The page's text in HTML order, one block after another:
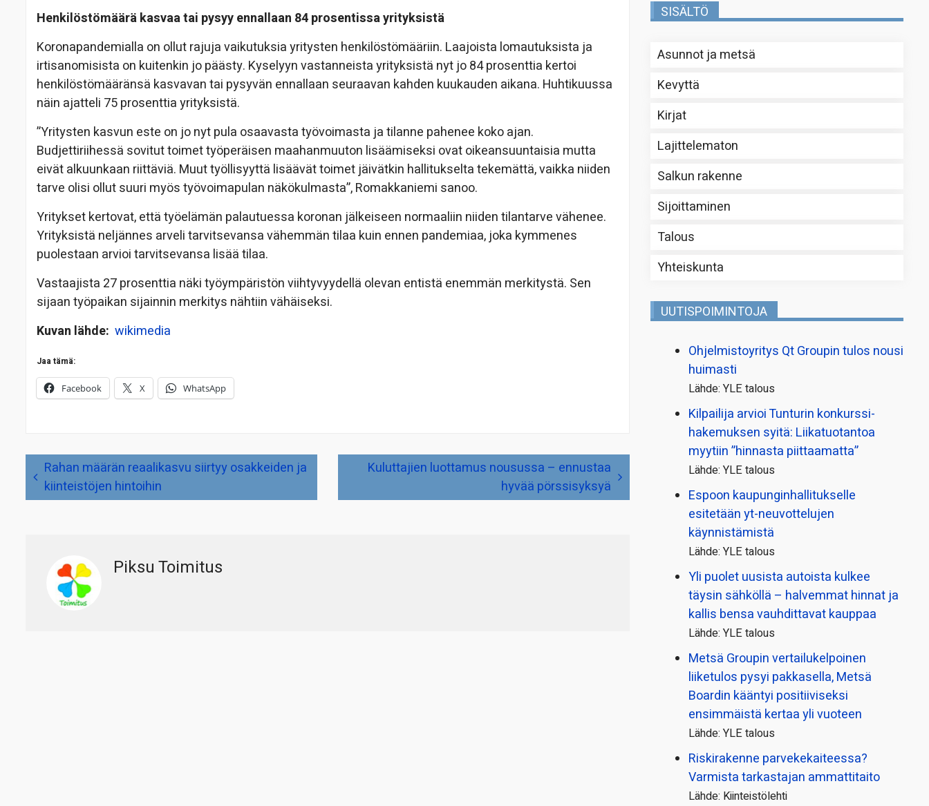
Henkilöstömäärä kasvaa tai pysyy ennallaan 84 prosentissa yrityksistä
Koronapandemialla on ollut rajuja vaikutuksia yritysten henkilöstömääriin. Laajoista lomautuksista ja
irtisanomisista on kuitenkin jo päästy. Kyselyyn vastanneista yrityksistä nyt jo 84 prosenttia kertoi
henkilöstömääränsä kasvavan tai pysyvän ennallaan seuraavan kahden kuukauden aikana. Huhtikuussa
näin ajatteli 75 prosenttia yrityksistä.
”Yritysten kasvun este on jo nyt pula osaavasta työvoimasta ja tilanne pahenee koko ajan.
Budjettiriihessä sovitut toimet työperäisen maahanmuuton lisäämiseksi ovat oikeansuuntaisia mutta
eivät alkuunkaan riittäviä. Muut työllisyyttä lisäävät toimet jäivätkin hallitukselta tekemättä, vaikka niiden
tarve olisi ollut suuri myös työvoimapulan näkökulmasta”, Romakkaniemi sanoo.
Yritykset kertovat, että työelämän palautuessa koronan jälkeiseen normaaliin niiden tilantarve vähenee.
Yrityksistä neljännes arveli tarvitsevansa vähemmän tilaa kuin ennen pandemiaa, joka kymmenes
puolestaan arvioi tarvitsevansa lisää tilaa.
Vastaajista 27 prosenttia näki työympäristön viihtyvyydellä olevan entistä enemmän merkitystä. Sen
sijaan työpaikan sijainnin merkitys nähtiin vähäiseksi.
Kuvan lähde: wikimedia
Jaa tämä:
Facebook X WhatsApp
Artikkelien
selausRahan määrän reaalikasvu siirtyy osakkeiden ja
kiinteistöjen hintoihin
Kuluttajien luottamus nousussa – ennustaa
hyvää pörssisyksyä
Piksu Toimitus
SISÄLTÖ
Asunnot ja metsä
Kevyttä
Kirjat
Lajittelematon
Salkun rakenne
Sijoittaminen
Talous
Yhteiskunta
UUTISPOIMINTOJA
Ohjelmistoyritys Qt Groupin tulos nousi
huimasti
Lähde: YLE talous
Kilpailija arvioi Tunturin konkurssi­
hakemuksen syitä: Liikatuotantoa
myytiin ”hinnasta piittaamatta”
Lähde: YLE talous
Espoon kaupungin­hallitukselle
esitetään yt-neuvottelujen
käynnistämistä
Lähde: YLE talous
Yli puolet uusista autoista kulkee
täysin sähköllä – halvemmat hinnat ja
kallis bensa vauhdittavat kauppaa
Lähde: YLE talous
Metsä Groupin vertailu­kelpoinen
liiketulos pysyi pakkasella, Metsä
Boardin kääntyi positiiviseksi
ensimmäistä kertaa yli vuoteen
Lähde: YLE talous
Riskirakenne parvekekaiteessa?
Varmista tarkastajan ammattitaito
Lähde: Kiinteistölehti